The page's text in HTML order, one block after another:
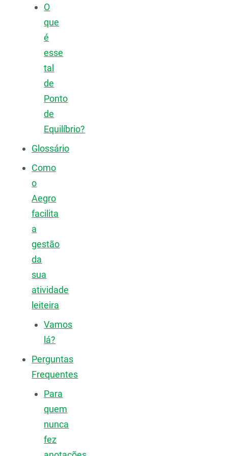
O
que
é
esse
tal
de
Ponto
de
Equilíbrio?
Glossário
Como
o
Aegro
facilita
a
gestão
da
sua
atividade
leiteira
Vamos
lá?
Perguntas
Frequentes
Para
quem
nunca
fez